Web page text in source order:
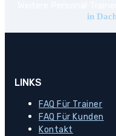
in
LINKS
FAQ Für Trainer
FAQ Für Kunden
Kontakt